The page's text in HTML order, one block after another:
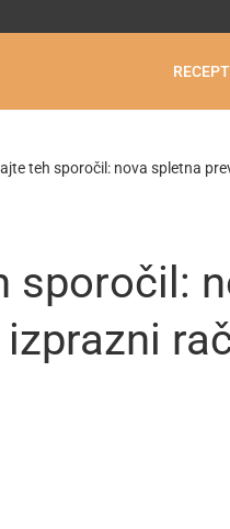
teh sporočil: nova spletna
sporočil: